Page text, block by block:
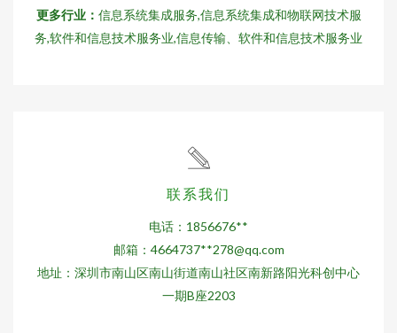
更多行业： 信息系统集成服务,信息系统集成和物联网技术服
务,软件和信息技术服务业,信息传输、软件和信息技术服务业
联系我们
电话：1856676**
邮箱：4664737**278@qq.com
地址：深圳市南山区南山街道南山社区南新路阳光科创中心
一期B座2203